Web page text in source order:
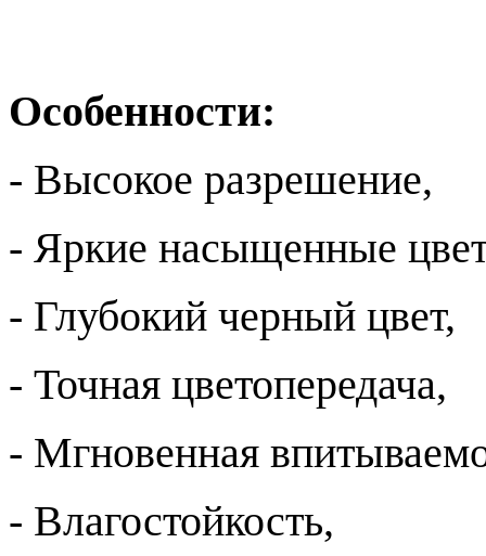
Особенности:
- Высокое разрешение,
- Яркие насыщенные
- Глубокий черный цвет,
- Точная цветопередача,
- Мгновенная
- Влагостойкость,